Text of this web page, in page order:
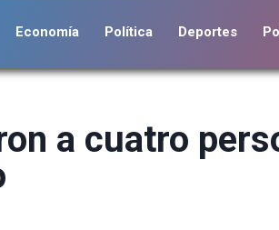
Economía Política Deportes
a cuatro